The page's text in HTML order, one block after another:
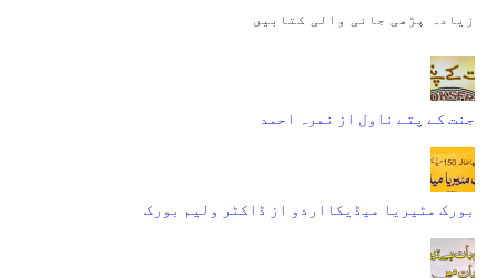
زیادہ پڑھی جانی والی کتابیں
جنت کے پتے ناول از نمرہ احمد
بورک مٹیریا میڈیکااردو از ڈاکٹر ولیم بورک